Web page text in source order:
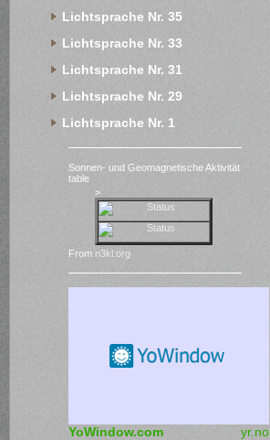
Lichtsprache Nr. 35
Lichtsprache Nr. 33
Lichtsprache Nr. 31
Lichtsprache Nr. 29
Lichtsprache Nr. 1
Sonnen- und Geomagnetische Aktivität
table
>
From n3kl.org
YoWindow.com yr.no